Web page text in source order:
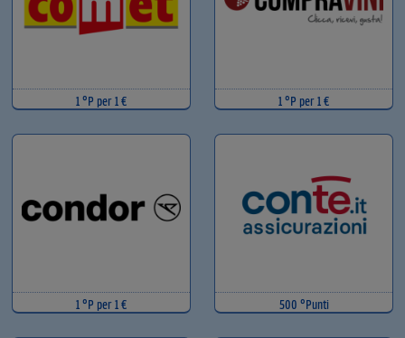
1 °P per 1 € 1 °P per 1 €
1 °P per 1 € 500 °Punti